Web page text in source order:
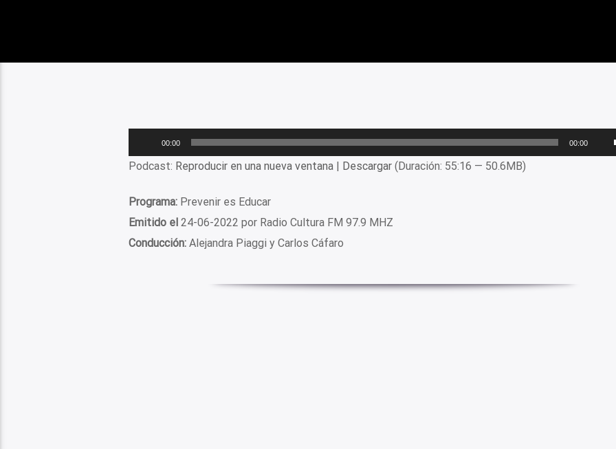
Reproductor
de
00:00 00:00
Podcast: Reproducir en una nueva ventana| Descargar(Duración: 55:16 — 50.6MB)
Programa:Prevenir es Educar
Emitido el 24-06-2022 por Radio Cultura FM 97.9 MHZ
Conducción:Alejandra Piaggi y Carlos Cáfaro